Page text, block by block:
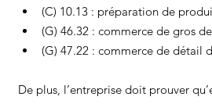
(C) 10.13 : préparation de
(G) 46.32 : commerce de gros
(G) 47.22 : commerce de détail
De plus, l’entreprise doit prouver